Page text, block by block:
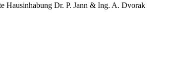
Hausinhabung Dr. P. Jann & Ing. A. Dvorak